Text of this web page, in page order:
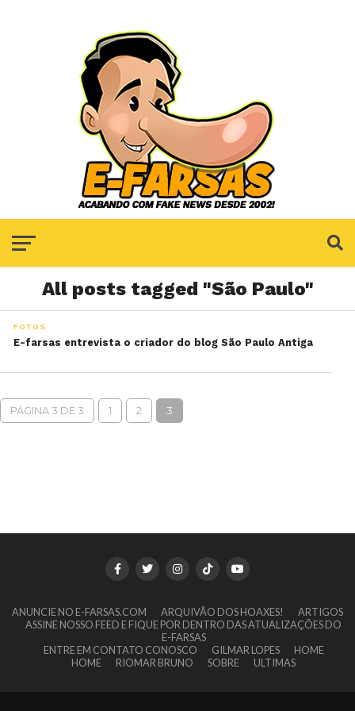
All posts tagged "São Paulo"
FOTOS
E-farsas entrevista o criador do blog São Paulo Antiga
PÁGINA 3 DE 3 1 2 3
ANUNCIE NO E-FARSAS.COM ARQUIVÃO DOS HOAXES!
ARTIGOS
ASSINE NOSSO FEED E FIQUE POR DENTRO DAS ATUALIZAÇÕES DO
E-FARSAS
ENTRE EM CONTATO CONOSCO
GILMAR LOPES
HOME
HOME
RIOMAR BRUNO SOBRE ULTIMAS